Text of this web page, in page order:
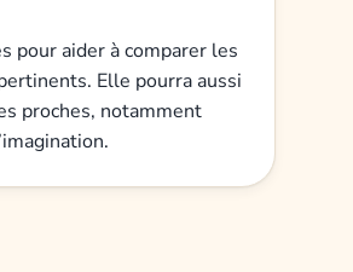
pour aider à comparer les
Elle pourra aussi
proches, notamment